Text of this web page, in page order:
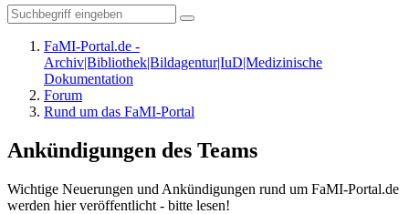
FaMI-Portal.de -
Archiv|Bibliothek|Bildagentur|IuD|Medizinische
Dokumentation
Forum
Rund um das FaMI-Portal
Ankündigungen des Teams
Wichtige Neuerungen und Ankündigungen rund um FaMI-Portal.de
werden hier veröffentlicht - bitte lesen!